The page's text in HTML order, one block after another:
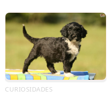
CURIOSIDADES